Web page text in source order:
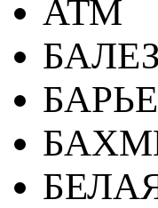
АТМ